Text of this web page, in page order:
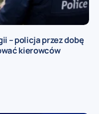
– policja przez dobę
kierowców